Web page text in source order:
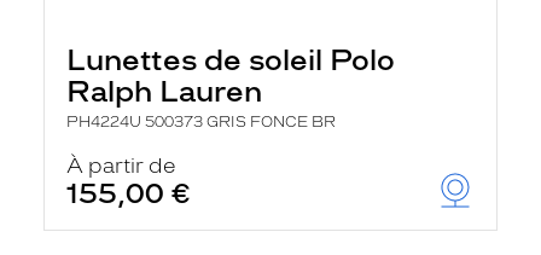
Lunettes de soleil Polo
Ralph Lauren
PH4224U 500373 GRIS FONCE BR
À partir de
155,00 €